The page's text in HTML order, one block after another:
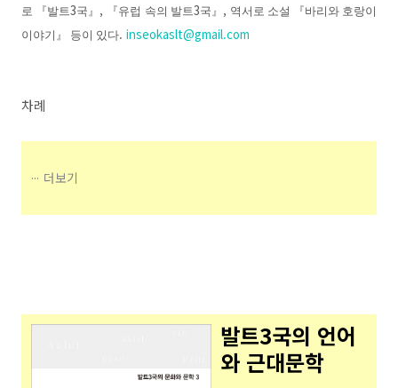
로
『발트3국 』 , 『유럽 속의 발트3국 』 , 역서로 소설 『바리와 호랑이
이야기 』 등이 있다. inseokaslt@gmail.com
차례
더보기
발트3국의 언어
와 근대문학